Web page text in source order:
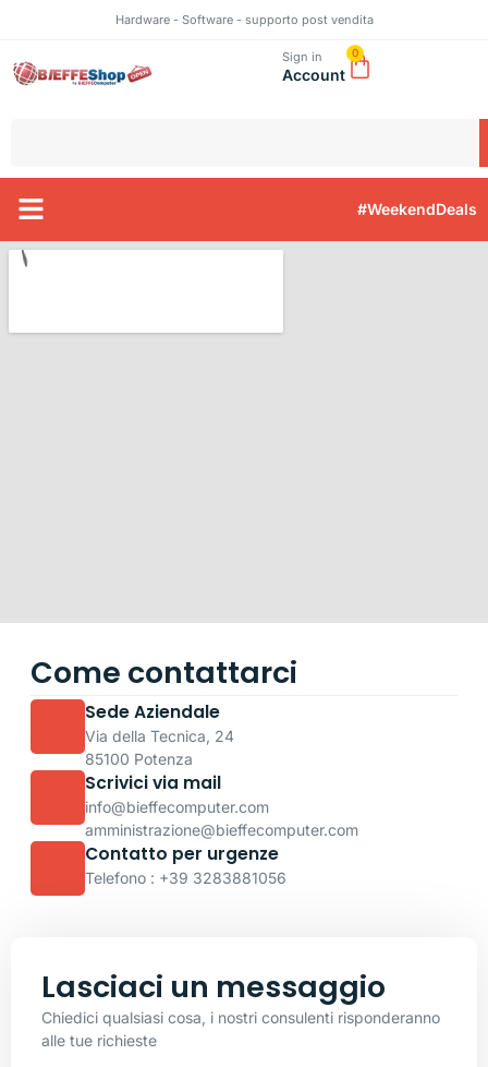
Hardware - Software - supporto post vendita
Sign in
Account
0
#WeekendDeals
Come contattarci
Sede Aziendale
Via della Tecnica, 24
85100 Potenza
Scrivici via mail
info@bieffecomputer.com
amministrazione@bieffecomputer.com
Contatto per urgenze
Telefono : +39 3283881056
Lasciaci un messaggio
Chiedici qualsiasi cosa, i nostri consulenti risponderanno
alle tue richieste